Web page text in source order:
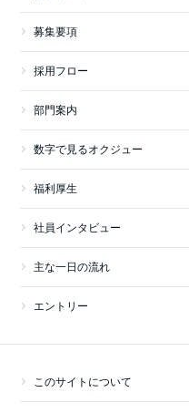
募集要項
採用フロー
部門案内
数字で見るオクジュー
福利厚生
社員インタビュー
主な一日の流れ
エントリー
このサイトについて